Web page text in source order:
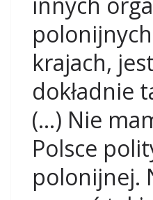
krajach, jest
dokładnie
(…) Nie
Polsce
polonijnej.